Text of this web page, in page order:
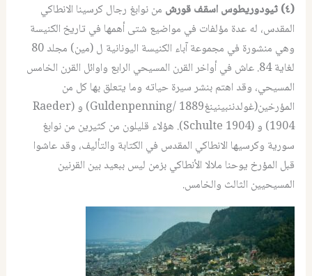
(٤) ثيودوريطوس اسقف قورش
من نوابغ رجال كرسينا الانطاكي
المقدس، له عدة مؤلفات في مواضيع شتى أهمها في تاريخ الكنيسة
وهي منشورة في مجموعة آباء الكنيسة اليونانية ل (مين) مجلد 80
لغاية 84. عاش في أواخر القرن المسيحي الرابع واوائل القرن الخامس
المسيحي، وقد اهتم بنشر سيرة حياته وما يتعلق بها كل من
المؤرخين(غولدننبينينغGuldenpenning/ 1889) و (Raeder
1904) و (Schulte 1904). هؤلاء قليلون من كثيرين من نوابغ
سورية وكرسيها الانطاكي المقدس في الكتابة والتأليف، وقد عاشوا
قبل المؤرخ يوحنا ملالا الأنطاكي بزمن ليس ببعيد بين القرنين
المسيحيين الثالث والخامس.